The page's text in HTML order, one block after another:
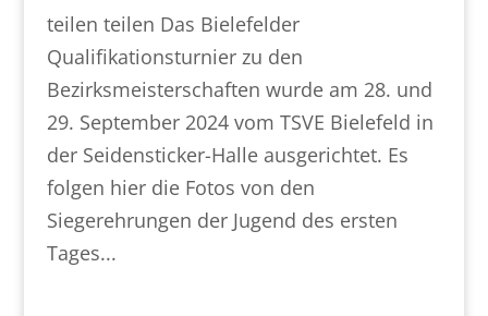
teilen teilen Das Bielefelder
Qualifikationsturnier zu den
Bezirksmeisterschaften wurde am 28. und
29. September 2024 vom TSVE Bielefeld in
der Seidensticker-Halle ausgerichtet. Es
folgen hier die Fotos von den
Siegerehrungen der Jugend des ersten
Tages...